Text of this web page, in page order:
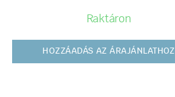
Raktáron
HOZZÁADÁS AZ ÁRAJÁNLATHOZ